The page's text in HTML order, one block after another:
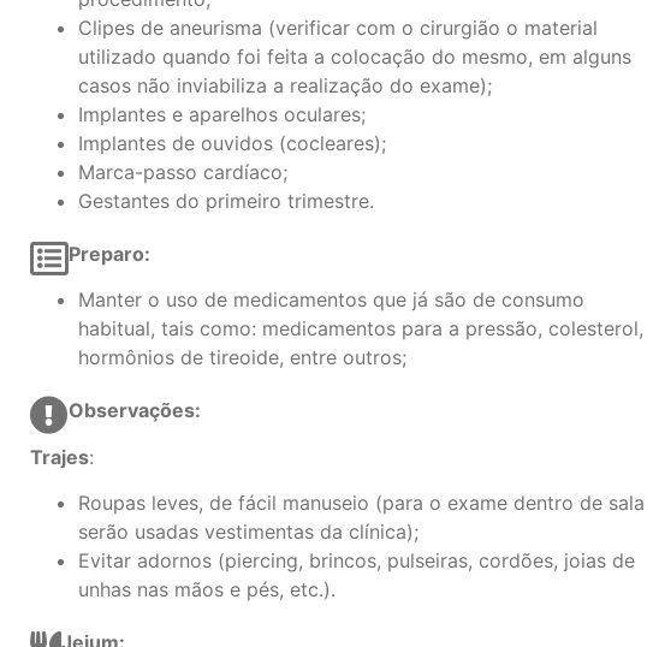
Clipes de aneurisma (verificar com o cirurgião o material
utilizado quando foi feita a colocação do mesmo, em alguns
casos não inviabiliza a realização do exame);
Implantes e aparelhos oculares;
Implantes de ouvidos (cocleares);
Marca-passo cardíaco;
Gestantes do primeiro trimestre.
Preparo:
Manter o uso de medicamentos que já são de consumo
habitual, tais como: medicamentos para a pressão, colesterol,
hormônios de tireoide, entre outros;
Observações:
Trajes:
Roupas leves, de fácil manuseio (para o exame dentro de sala
serão usadas vestimentas da clínica);
Evitar adornos (piercing, brincos, pulseiras, cordões, joias de
unhas nas mãos e pés, etc.).
Jejum: